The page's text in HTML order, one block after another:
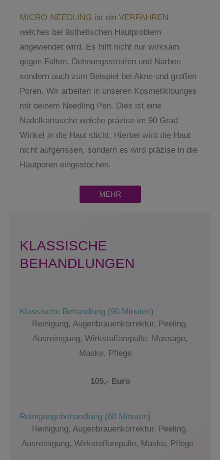
MICRO-NEEDLING ist ein VERFAHREN
welches bei ästhetischen Hautproblem
angewendet wird. Es hilft nicht nur wirksam
gegen Falten, Dehnungsstreifen und Narben
sondern auch zum Beispiel bei Akne und großen
Poren. Wir arbeiten in unseren Kosmetiklounges
mit deinem Needling Pen. Dies ist eine
Nadelkartusche welche präzise im 90 Grad
Winkel in die Haut sticht. Hierbei wird die Haut
nicht aufgerissen, sondern es wird präzise in die
Hautporen eingestochen.
MEHR
KLASSISCHE
BEHANDLUNGEN
Klassische Behandlung (90 Minuten)
Reinigung, Augenbrauenkorrektur, Peeling,
Ausreinigung, Wirkstoffampulle, Massage,
Maske, Pflege
105,- Euro
Reinigungsbehandlung (60 Minuten)
Reinigung, Augenbrauenkorrektur, Peeling,
Ausreinigung, Wirkstoffampulle, Maske, Pflege